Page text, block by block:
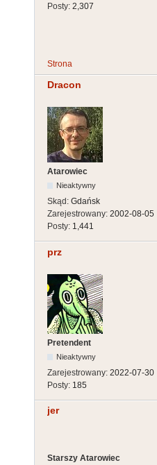
Posty: 2,307
Strona
Dracon
Atarowiec
Nieaktywny
Skąd: Gdańsk
Zarejestrowany: 2002-08-05
Posty: 1,441
prz
Pretendent
Nieaktywny
Zarejestrowany: 2022-07-30
Posty: 185
jer
Starszy Atarowiec